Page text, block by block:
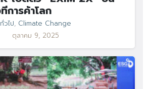
การค้าโลก
ทั่วไป, Climate Change
ตุลาคม 9, 2025